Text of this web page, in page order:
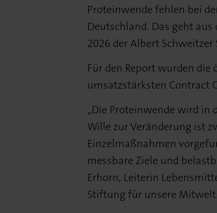
Proteinwende fehlen bei
Deutschland. Das geht
2026 der Albert
Für den Report wurden
umsatzstärksten Contract
„Die Proteinwende wird in
Wille zur Veränderung ist
Einzelmaßnahmen
messbare Ziele und
Erhorn, Leiterin
Stiftung für unsere Mitwelt.